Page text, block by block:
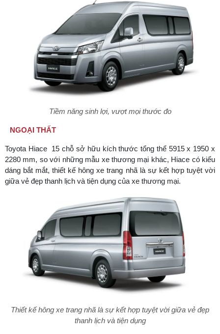
Tiềm năng sinh lợi, vượt mọi thước đo
NGOẠI THẤT
Toyota Hiace 15 chỗ sở hữu kích thước tổng thể 5915 x 1950 x
2280 mm, so với những mẫu xe thương mại khác, Hiace có kiểu
dáng bắt mắt, thiết kế hông xe trang nhã là sự kết hợp tuyệt vời
giữa vẻ đẹp thanh lịch và tiện dụng của xe thương mại.
Thiết kế hông xe trang nhã là sự kết hợp tuyệt vời giữa vẻ đẹp
thanh lịch và tiện dụng